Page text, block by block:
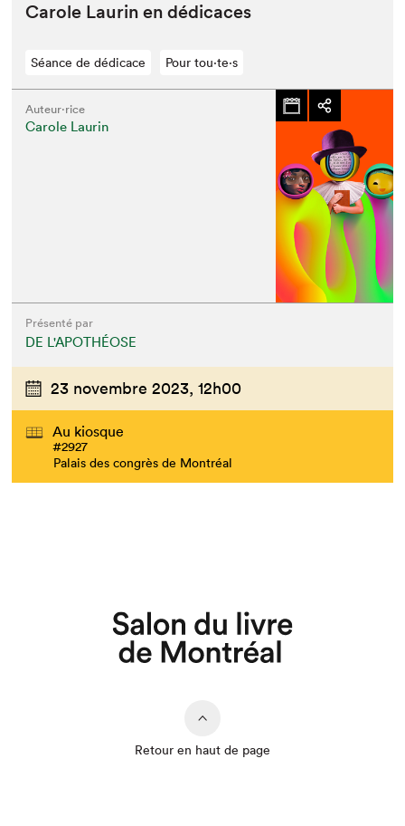
Car­ole Lau­rin en dédicaces
Séance de dédicace Pour tou⋅te⋅s
Auteur·rice
Carole Laurin
Présenté par
DE L'APOTHÉOSE
23 novembre 2023, 12h00
Au kiosque
#2927
Palais des congrès de Montréal
Retour en haut de page